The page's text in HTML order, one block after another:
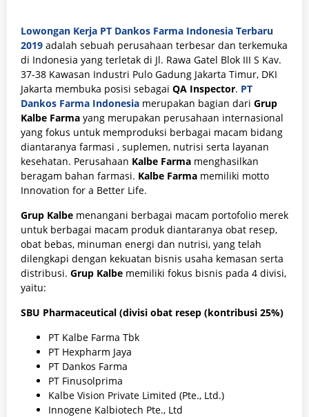
Lowongan Kerja PT Dankos Farma Indonesia Terbaru
2019 adalah sebuah perusahaan terbesar dan terkemuka
di Indonesia yang terletak di Jl. Rawa Gatel Blok III S Kav.
37-38 Kawasan Industri Pulo Gadung Jakarta Timur, DKI
Jakarta membuka posisi sebagai QA Inspector. PT
Dankos Farma Indonesia merupakan bagian dari Grup
Kalbe Farma yang merupakan perusahaan internasional
yang fokus untuk memproduksi berbagai macam bidang
diantaranya farmasi , suplemen, nutrisi serta layanan
kesehatan. Perusahaan Kalbe Farma menghasilkan
beragam bahan farmasi. Kalbe Farma memiliki motto
Innovation for a Better Life.
Grup Kalbe menangani berbagai macam portofolio merek
untuk berbagai macam produk diantaranya obat resep,
obat bebas, minuman energi dan nutrisi, yang telah
dilengkapi dengan kekuatan bisnis usaha kemasan serta
distribusi. Grup Kalbe memiliki fokus bisnis pada 4 divisi,
yaitu:
SBU Pharmaceutical (divisi obat resep (kontribusi 25%)
PT Kalbe Farma Tbk
PT Hexpharm Jaya
PT Dankos Farma
PT Finusolprima
Kalbe Vision Private Limited (Pte., Ltd.)
Innogene Kalbiotech Pte., Ltd